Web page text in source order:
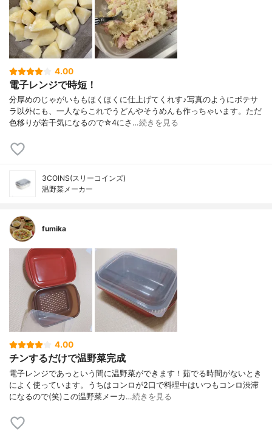
4.00
電子レンジで時短！
分厚めのじゃがいももほくほくに仕上げてくれす♪写真のようにポテサ
ラ以外にも、一人ならこれでうどんやそうめんも作っちゃいます。ただ
色移りが若干気になるので☆4にさ…続きを見る
3COINS(スリーコインズ)
温野菜メーカー
fumika
4.00
チンするだけで温野菜完成
電子レンジであっという間に温野菜ができます！茹でる時間がないとき
によく使っています。うちはコンロが2口で料理中はいつもコンロ渋滞
になるので(笑)この温野菜メーカ…続きを見る